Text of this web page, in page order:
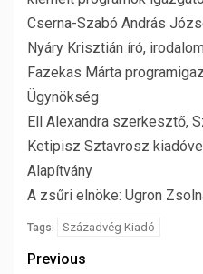
Cserna-Szabó András
Nyáry Krisztián író,
Fazekas Márta
Ügynökség
Ell Alexandra szerkesztő,
Ketipisz Sztavrosz
Alapítvány
A zsűri elnöke: Ugron
Tags: Századvég Kiadó
Previous